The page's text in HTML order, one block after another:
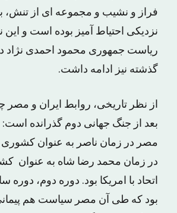
فراز و نشیب و مجموعه ای از تنش،
نزدیکی احتیاط آمیز بوده است و این
ریاست جمهوری محمود احمدی
گذشته نیز ادامه داشت.
از نظر تاریخی، روابط ایران و مصر
بعد از جنگ جهانی دوم گذرانده
مصر در زمان ناصر به عنوان کشوری
در زمان محمد رضا شاه به عنوان
اتحاد با امریکا بود. دوره دوم، دوره
بود که طی آن مصر سیاست هم پیمانی